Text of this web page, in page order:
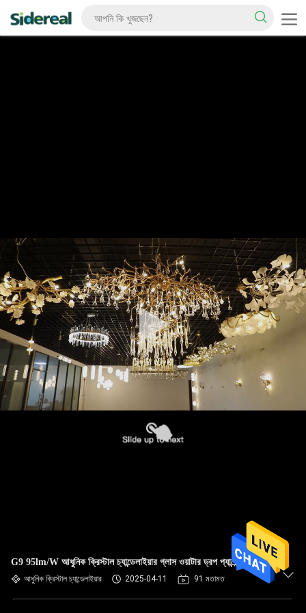
G9 95lm/W আধুনিক ক্রিস্টাল চ্যান্ডেলাইয়ার গ্লাস ওয়াটার ড্রপ প্যান্ডেন্ট লাইট
আধুনিক ক্রিস্টাল চ্যান্ডেলাইয়ার 2025-04-11 91 মতামত